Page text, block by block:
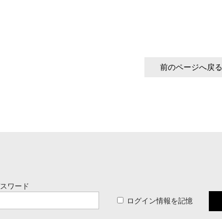
前のページへ戻る
ワード
ログイン情報を記憶